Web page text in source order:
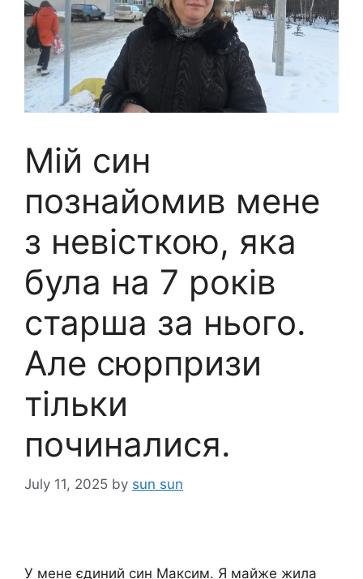
Мій син
познайомив мене
з невісткою, яка
була на 7 років
старша за нього.
Але сюрпризи
тільки
починалися.
July 11, 2025 by sun sun
У мене єдиний син Максим. Я майже жила